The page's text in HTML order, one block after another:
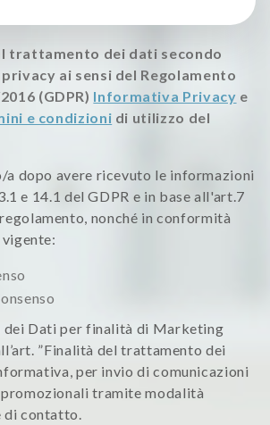
trattamento dei dati secondo
ai sensi del Regolamento
(GDPR) Informativa Privacy e
e condizioni di utilizzo del
dopo avere ricevuto le informazioni
e 14.1 del GDPR e in base all'art.7
nonché in conformità
Dati per finalità di Marketing
”Finalità del trattamento dei
per invio di comunicazioni
tramite modalità
di contatto.